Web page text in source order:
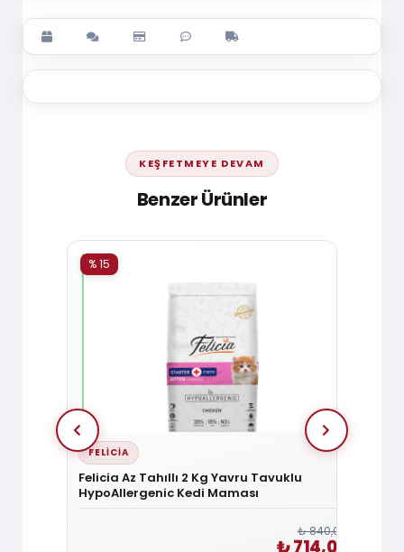
KEŞFETMEYE DEVAM
Benzer Ürünler
FELICIA
Felicia Az Tahıllı 2 Kg Yavru Tavuklu
HypoAllergenic Kedi Maması
% 15
₺ 840,00
₺ 714,00